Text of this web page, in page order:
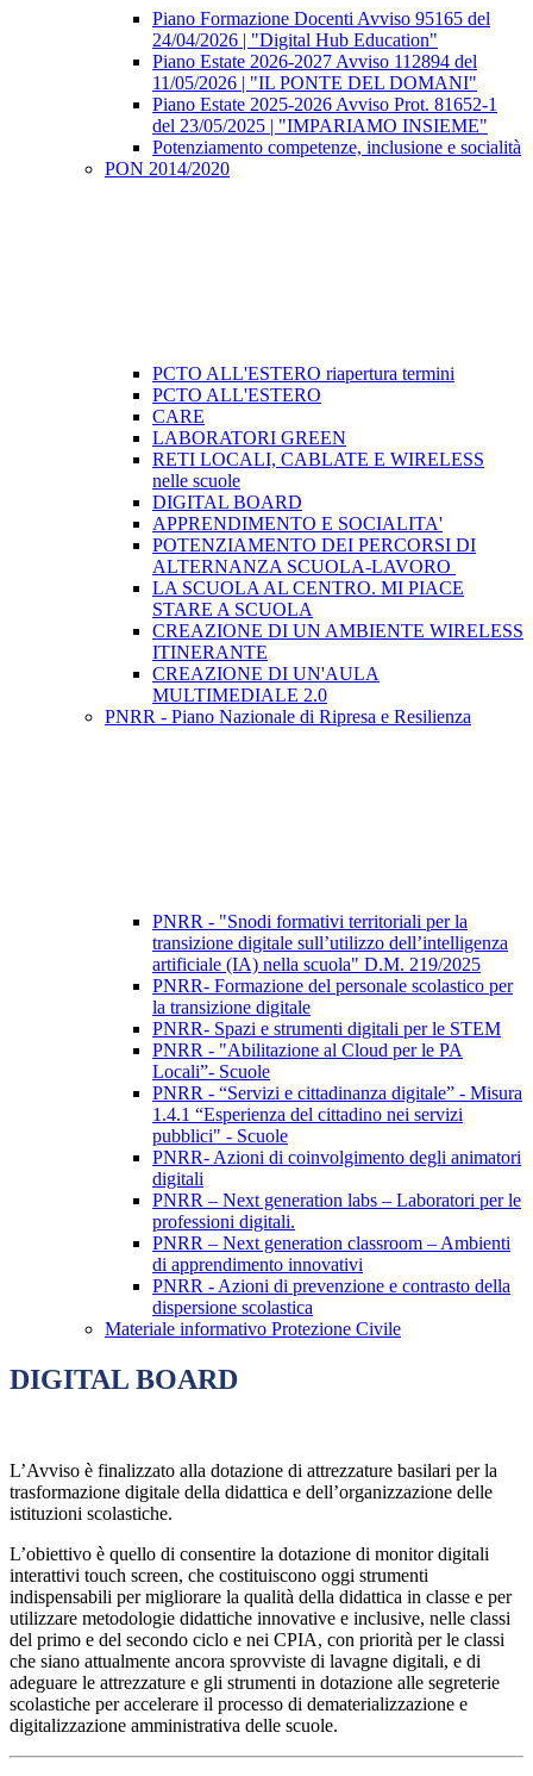
Piano Formazione Docenti Avviso 95165 del
24/04/2026 | "Digital Hub Education"
Piano Estate 2026-2027 Avviso 112894 del
11/05/2026 | "IL PONTE DEL DOMANI"
Piano Estate 2025-2026 Avviso Prot. 81652-1
del 23/05/2025 | "IMPARIAMO INSIEME"
Potenziamento competenze, inclusione e socialità
PON 2014/2020
PCTO ALL'ESTERO riapertura termini
PCTO ALL'ESTERO
CARE
LABORATORI GREEN
RETI LOCALI, CABLATE E WIRELESS
nelle scuole
DIGITAL BOARD
APPRENDIMENTO E SOCIALITA'
POTENZIAMENTO DEI PERCORSI DI
ALTERNANZA SCUOLA-LAVORO ​
LA SCUOLA AL CENTRO. MI PIACE
STARE A SCUOLA
CREAZIONE DI UN AMBIENTE WIRELESS
ITINERANTE
CREAZIONE DI UN'AULA
MULTIMEDIALE 2.0
PNRR - Piano Nazionale di Ripresa e Resilienza
PNRR - "Snodi formativi territoriali per la
transizione digitale sull’utilizzo dell’intelligenza
artificiale (IA) nella scuola" D.M. 219/2025
PNRR- Formazione del personale scolastico per
la transizione digitale
PNRR- Spazi e strumenti digitali per le STEM
PNRR - "Abilitazione al Cloud per le PA
Locali”- Scuole
PNRR - “Servizi e cittadinanza digitale” - Misura
1.4.1 “Esperienza del cittadino nei servizi
pubblici" - Scuole
PNRR- Azioni di coinvolgimento degli animatori
digitali
PNRR – Next generation labs – Laboratori per le
professioni digitali.
PNRR – Next generation classroom – Ambienti
di apprendimento innovativi
PNRR - Azioni di prevenzione e contrasto della
dispersione scolastica
Materiale informativo Protezione Civile
DIGITAL BOARD
L’Avviso è finalizzato alla dotazione di attrezzature basilari per la
trasformazione digitale della didattica e dell’organizzazione delle
istituzioni scolastiche.
L’obiettivo è quello di consentire la dotazione di monitor digitali
interattivi touch screen, che costituiscono oggi strumenti
indispensabili per migliorare la qualità della didattica in classe e per
utilizzare metodologie didattiche innovative e inclusive, nelle classi
del primo e del secondo ciclo e nei CPIA, con priorità per le classi
che siano attualmente ancora sprovviste di lavagne digitali, e di
adeguare le attrezzature e gli strumenti in dotazione alle segreterie
scolastiche per accelerare il processo di dematerializzazione e
digitalizzazione amministrativa delle scuole.